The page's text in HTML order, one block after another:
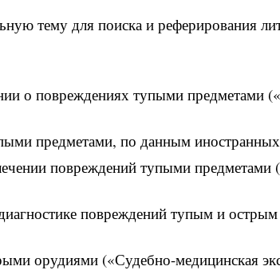
тему для поиска и реферирования
о повреждениях тупыми предметами
предметами, по данным
повреждений тупыми предметами
повреждений тупым и
орудиями («Судебно-медицинская